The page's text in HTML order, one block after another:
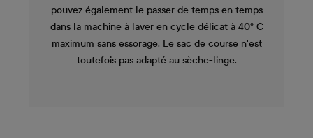
pouvez également le passer de temps en temps
dans la machine à laver en cycle délicat à 40° C
maximum sans essorage. Le sac de course n'est
toutefois pas adapté au sèche-linge.